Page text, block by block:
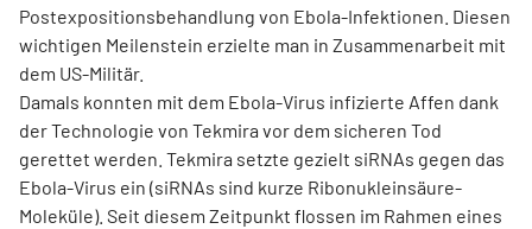
Postexpositionsbehandlung von Ebola-Infektionen. Diesen
wichtigen Meilenstein erzielte man in Zusammenarbeit mit
dem US-Militär.
Damals konnten mit dem Ebola-Virus infizierte Affen dank
der Technologie von Tekmira vor dem sicheren Tod
gerettet werden. Tekmira setzte gezielt siRNAs gegen das
Ebola-Virus ein (siRNAs sind kurze Ribonukleinsäure-
Moleküle). Seit diesem Zeitpunkt flossen im Rahmen eines